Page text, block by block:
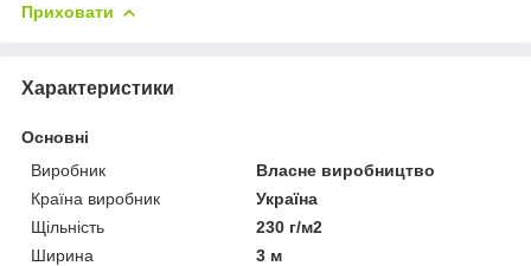
Приховати
Характеристики
Основні
Виробник
Власне виробництво
Країна виробник
Україна
Щільність
230 г/м2
Ширина
3 м